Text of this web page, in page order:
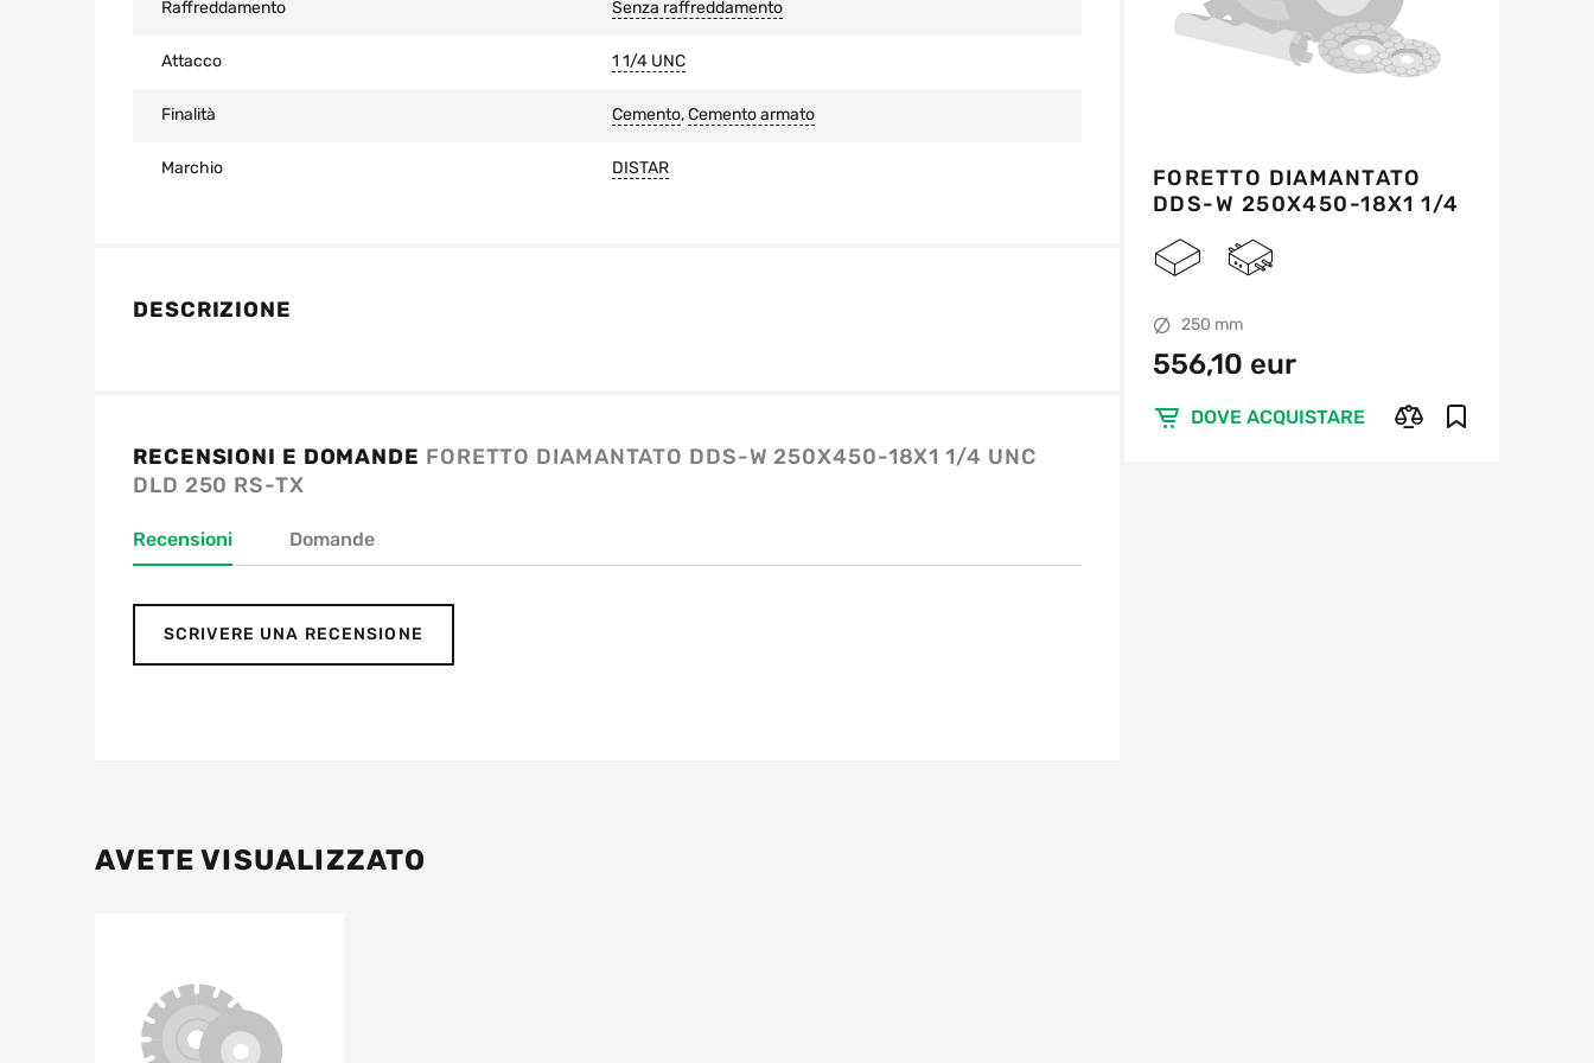
Raffreddamento Senza raffreddamento
Attacco 1 1/4 UNC
Finalità Cemento,Cemento armato
Marchio DISTAR
DESCRIZIONE
RECENSIONI E DOMANDE FORETTO DIAMANTATO DDS-W 250X450-18X1 1/4 UNC
DLD 250 RS-TX
Recensioni Domande
SCRIVERE UNA RECENSIONE
FORETTO DIAMANTATO
DDS-W 250X450-18X1 1/4
250 mm
556,10 eur
DOVE ACQUISTARE
AVETE VISUALIZZATO